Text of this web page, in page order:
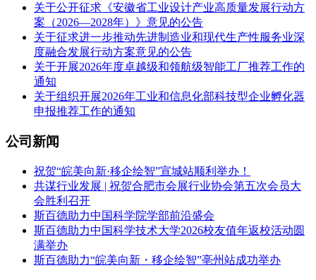
关于公开征求《安徽省工业设计产业高质量发展行动方
案（2026—2028年）》意见的公告
关于征求进一步推动先进制造业和现代生产性服务业深
度融合发展行动方案意见的公告
关于开展2026年度卓越级和领航级智能工厂推荐工作的
通知
关于组织开展2026年工业和信息化部科技型企业孵化器
申报推荐工作的通知
公司新闻
祝贺“皖美向新·移企绘智”宣城站顺利举办！
共谋行业发展 | 祝贺合肥市会展行业协会第五次会员大
会胜利召开
斯百德助力中国科学院学部前沿盛会
斯百德助力中国科学技术大学2026校友值年返校活动圆
满举办
斯百德助力“皖美向新・移企绘智”亳州站成功举办